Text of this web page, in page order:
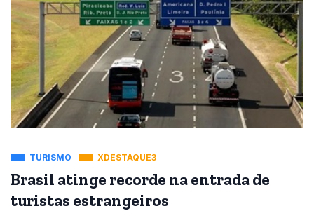
TURISMO XDESTAQUE3
Brasil atinge recorde na entrada de
turistas estrangeiros